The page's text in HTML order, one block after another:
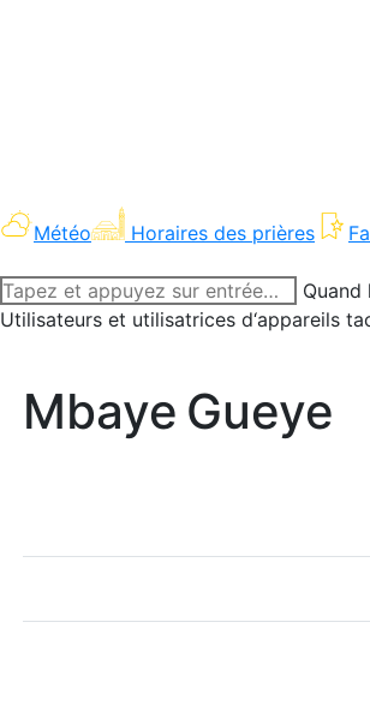
Météo Horaires des prières
Recherche
:Utilisateurs et utilisatrices d‘appareils
Mbaye Gueye